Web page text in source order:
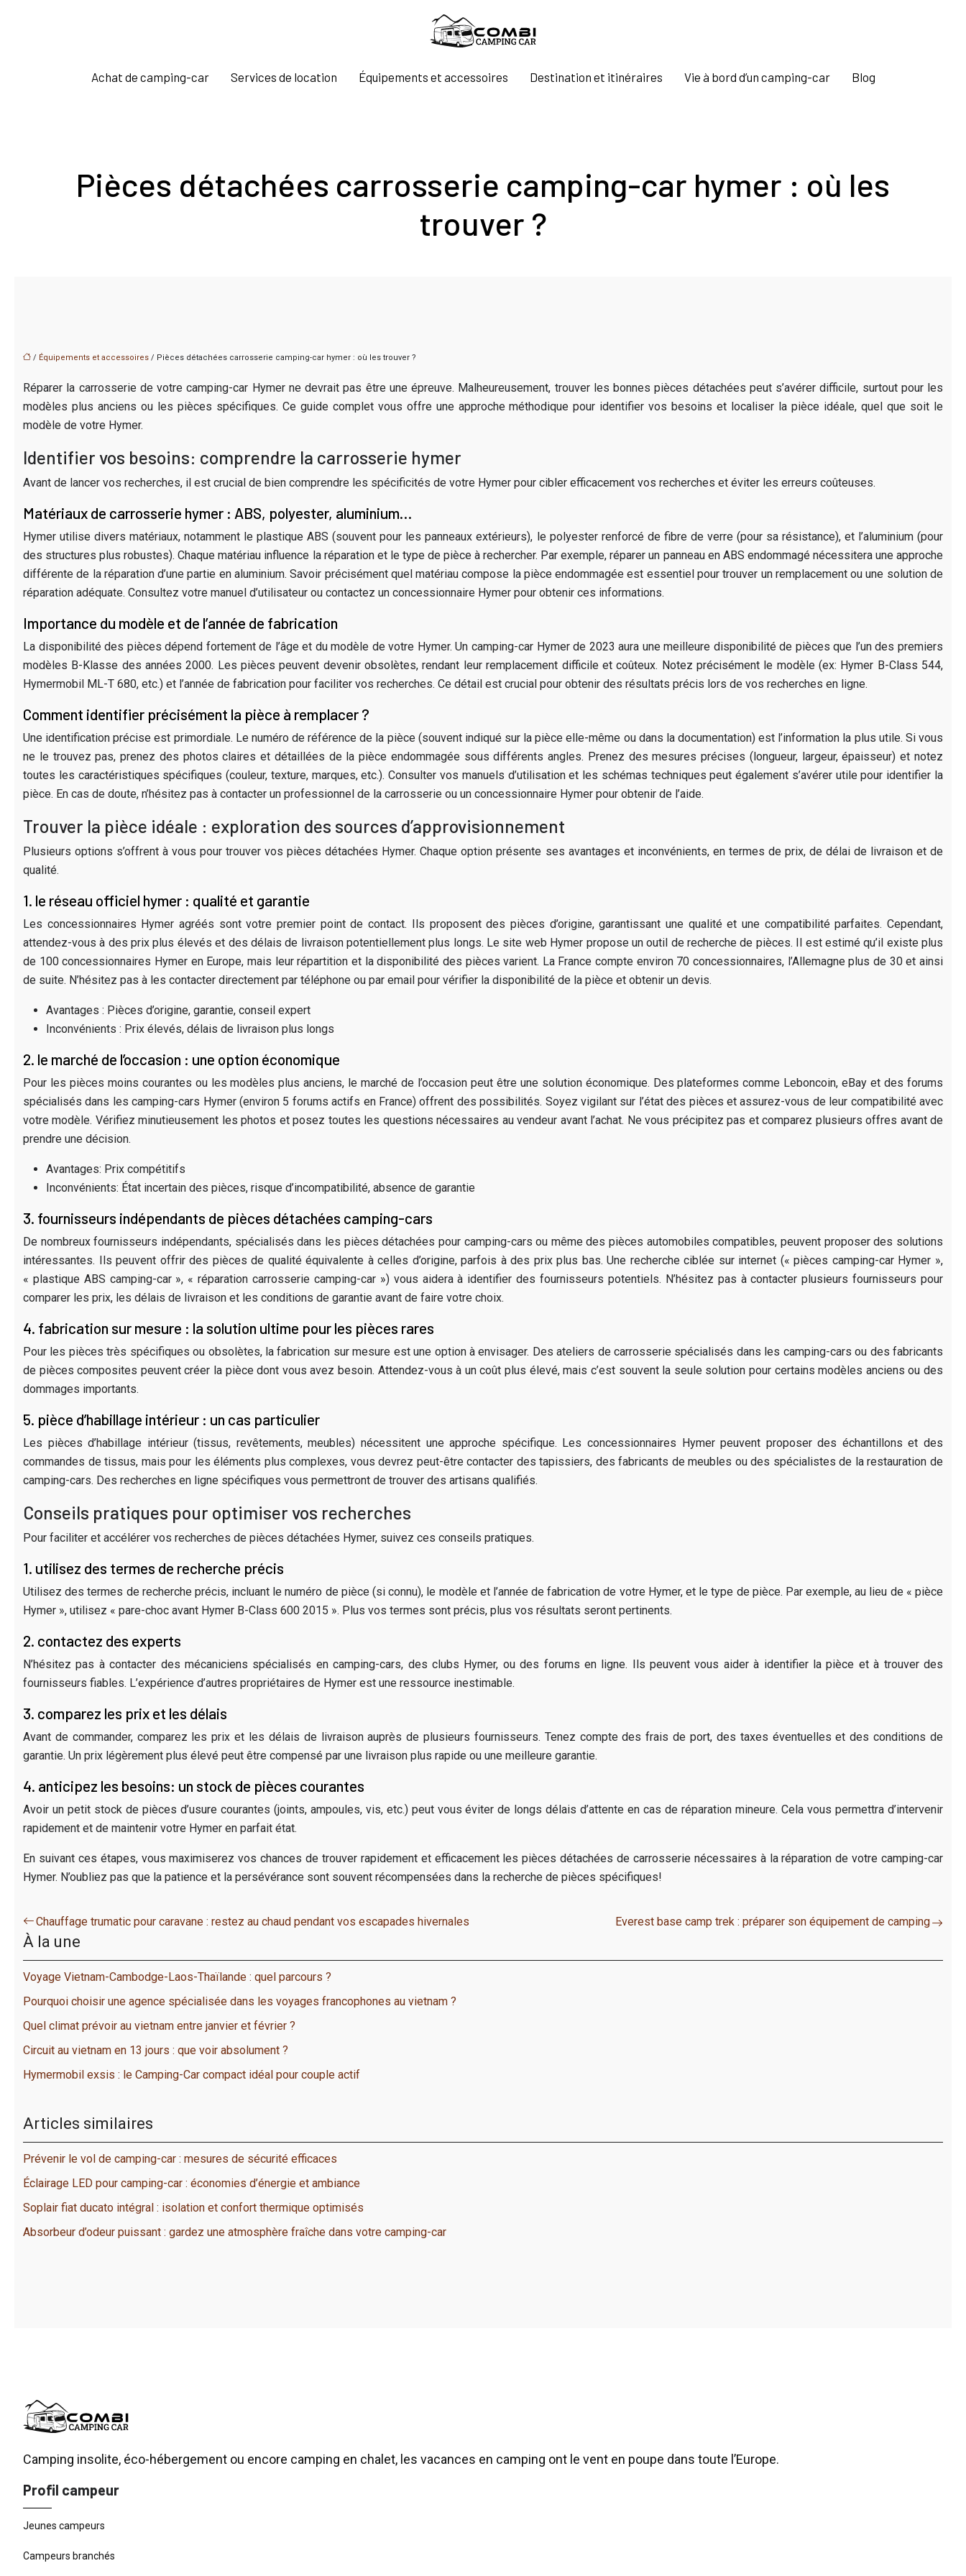
Achat de camping-car Services de location Équipements et accessoires Destination et itinéraires Vie à bord d’un camping-car Blog
Pièces détachées carrosserie camping-car hymer : où les
trouver ?
/ Équipements et accessoires / Pièces détachées carrosserie camping-car hymer : où les trouver ?
Réparer la carrosserie de votre camping-car Hymer ne devrait pas être une épreuve. Malheureusement, trouver les bonnes pièces détachées peut s’avérer difficile, surtout pour les
modèles plus anciens ou les pièces spécifiques. Ce guide complet vous offre une approche méthodique pour identifier vos besoins et localiser la pièce idéale, quel que soit le
modèle de votre Hymer.
Identifier vos besoins: comprendre la carrosserie hymer
Avant de lancer vos recherches, il est crucial de bien comprendre les spécificités de votre Hymer pour cibler efficacement vos recherches et éviter les erreurs coûteuses.
Matériaux de carrosserie hymer : ABS, polyester, aluminium…
Hymer utilise divers matériaux, notamment le plastique ABS (souvent pour les panneaux extérieurs), le polyester renforcé de fibre de verre (pour sa résistance), et l’aluminium (pour
des structures plus robustes). Chaque matériau influence la réparation et le type de pièce à rechercher. Par exemple, réparer un panneau en ABS endommagé nécessitera une approche
différente de la réparation d’une partie en aluminium. Savoir précisément quel matériau compose la pièce endommagée est essentiel pour trouver un remplacement ou une solution de
réparation adéquate. Consultez votre manuel d’utilisateur ou contactez un concessionnaire Hymer pour obtenir ces informations.
Importance du modèle et de l’année de fabrication
La disponibilité des pièces dépend fortement de l’âge et du modèle de votre Hymer. Un camping-car Hymer de 2023 aura une meilleure disponibilité de pièces que l’un des premiers
modèles B-Klasse des années 2000. Les pièces peuvent devenir obsolètes, rendant leur remplacement difficile et coûteux. Notez précisément le modèle (ex: Hymer B-Class 544,
Hymermobil ML-T 680, etc.) et l’année de fabrication pour faciliter vos recherches. Ce détail est crucial pour obtenir des résultats précis lors de vos recherches en ligne.
Comment identifier précisément la pièce à remplacer ?
Une identification précise est primordiale. Le numéro de référence de la pièce (souvent indiqué sur la pièce elle-même ou dans la documentation) est l’information la plus utile. Si vous
ne le trouvez pas, prenez des photos claires et détaillées de la pièce endommagée sous différents angles. Prenez des mesures précises (longueur, largeur, épaisseur) et notez
toutes les caractéristiques spécifiques (couleur, texture, marques, etc.). Consulter vos manuels d’utilisation et les schémas techniques peut également s’avérer utile pour identifier la
pièce. En cas de doute, n’hésitez pas à contacter un professionnel de la carrosserie ou un concessionnaire Hymer pour obtenir de l’aide.
Trouver la pièce idéale : exploration des sources d’approvisionnement
Plusieurs options s’offrent à vous pour trouver vos pièces détachées Hymer. Chaque option présente ses avantages et inconvénients, en termes de prix, de délai de livraison et de
qualité.
1. le réseau officiel hymer : qualité et garantie
Les concessionnaires Hymer agréés sont votre premier point de contact. Ils proposent des pièces d’origine, garantissant une qualité et une compatibilité parfaites. Cependant,
attendez-vous à des prix plus élevés et des délais de livraison potentiellement plus longs. Le site web Hymer propose un outil de recherche de pièces. Il est estimé qu’il existe plus
de 100 concessionnaires Hymer en Europe, mais leur répartition et la disponibilité des pièces varient. La France compte environ 70 concessionnaires, l’Allemagne plus de 30 et ainsi
de suite. N’hésitez pas à les contacter directement par téléphone ou par email pour vérifier la disponibilité de la pièce et obtenir un devis.
Avantages : Pièces d’origine, garantie, conseil expert
Inconvénients : Prix élevés, délais de livraison plus longs
2. le marché de l’occasion : une option économique
Pour les pièces moins courantes ou les modèles plus anciens, le marché de l’occasion peut être une solution économique. Des plateformes comme Leboncoin, eBay et des forums
spécialisés dans les camping-cars Hymer (environ 5 forums actifs en France) offrent des possibilités. Soyez vigilant sur l’état des pièces et assurez-vous de leur compatibilité avec
votre modèle. Vérifiez minutieusement les photos et posez toutes les questions nécessaires au vendeur avant l’achat. Ne vous précipitez pas et comparez plusieurs offres avant de
prendre une décision.
Avantages: Prix compétitifs
Inconvénients: État incertain des pièces, risque d’incompatibilité, absence de garantie
3. fournisseurs indépendants de pièces détachées camping-cars
De nombreux fournisseurs indépendants, spécialisés dans les pièces détachées pour camping-cars ou même des pièces automobiles compatibles, peuvent proposer des solutions
intéressantes. Ils peuvent offrir des pièces de qualité équivalente à celles d’origine, parfois à des prix plus bas. Une recherche ciblée sur internet (« pièces camping-car Hymer »,
« plastique ABS camping-car », « réparation carrosserie camping-car ») vous aidera à identifier des fournisseurs potentiels. N’hésitez pas à contacter plusieurs fournisseurs pour
comparer les prix, les délais de livraison et les conditions de garantie avant de faire votre choix.
4. fabrication sur mesure : la solution ultime pour les pièces rares
Pour les pièces très spécifiques ou obsolètes, la fabrication sur mesure est une option à envisager. Des ateliers de carrosserie spécialisés dans les camping-cars ou des fabricants
de pièces composites peuvent créer la pièce dont vous avez besoin. Attendez-vous à un coût plus élevé, mais c’est souvent la seule solution pour certains modèles anciens ou des
dommages importants.
5. pièce d’habillage intérieur : un cas particulier
Les pièces d’habillage intérieur (tissus, revêtements, meubles) nécessitent une approche spécifique. Les concessionnaires Hymer peuvent proposer des échantillons et des
commandes de tissus, mais pour les éléments plus complexes, vous devrez peut-être contacter des tapissiers, des fabricants de meubles ou des spécialistes de la restauration de
camping-cars. Des recherches en ligne spécifiques vous permettront de trouver des artisans qualifiés.
Conseils pratiques pour optimiser vos recherches
Pour faciliter et accélérer vos recherches de pièces détachées Hymer, suivez ces conseils pratiques.
1. utilisez des termes de recherche précis
Utilisez des termes de recherche précis, incluant le numéro de pièce (si connu), le modèle et l’année de fabrication de votre Hymer, et le type de pièce. Par exemple, au lieu de « pièce
Hymer », utilisez « pare-choc avant Hymer B-Class 600 2015 ». Plus vos termes sont précis, plus vos résultats seront pertinents.
2. contactez des experts
N’hésitez pas à contacter des mécaniciens spécialisés en camping-cars, des clubs Hymer, ou des forums en ligne. Ils peuvent vous aider à identifier la pièce et à trouver des
fournisseurs fiables. L’expérience d’autres propriétaires de Hymer est une ressource inestimable.
3. comparez les prix et les délais
Avant de commander, comparez les prix et les délais de livraison auprès de plusieurs fournisseurs. Tenez compte des frais de port, des taxes éventuelles et des conditions de
garantie. Un prix légèrement plus élevé peut être compensé par une livraison plus rapide ou une meilleure garantie.
4. anticipez les besoins: un stock de pièces courantes
Avoir un petit stock de pièces d’usure courantes (joints, ampoules, vis, etc.) peut vous éviter de longs délais d’attente en cas de réparation mineure. Cela vous permettra d’intervenir
rapidement et de maintenir votre Hymer en parfait état.
En suivant ces étapes, vous maximiserez vos chances de trouver rapidement et efficacement les pièces détachées de carrosserie nécessaires à la réparation de votre camping-car
Hymer. N’oubliez pas que la patience et la persévérance sont souvent récompensées dans la recherche de pièces spécifiques!
Chauffage trumatic pour caravane : restez au chaud pendant vos escapades hivernales Everest base camp trek : préparer son équipement de camping
À la une
Voyage Vietnam-Cambodge-Laos-Thaïlande : quel parcours ?
Pourquoi choisir une agence spécialisée dans les voyages francophones au vietnam ?
Quel climat prévoir au vietnam entre janvier et février ?
Circuit au vietnam en 13 jours : que voir absolument ?
Hymermobil exsis : le Camping-Car compact idéal pour couple actif
Articles similaires
Prévenir le vol de camping-car : mesures de sécurité efficaces
Éclairage LED pour camping-car : économies d’énergie et ambiance
Soplair fiat ducato intégral : isolation et confort thermique optimisés
Absorbeur d’odeur puissant : gardez une atmosphère fraîche dans votre camping-car
Camping insolite, éco-hébergement ou encore camping en chalet, les vacances en camping ont le vent en poupe dans toute l’Europe.
Profil campeur
Jeunes campeurs
Campeurs branchés